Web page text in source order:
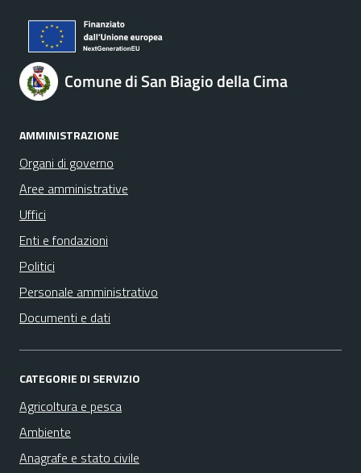
Comune di San Biagio della Cima
AMMINISTRAZIONE
Organi di governo
Aree amministrative
Uffici
Enti e fondazioni
Politici
Personale amministrativo
Documenti e dati
CATEGORIE DI SERVIZIO
Agricoltura e pesca
Ambiente
Anagrafe e stato civile